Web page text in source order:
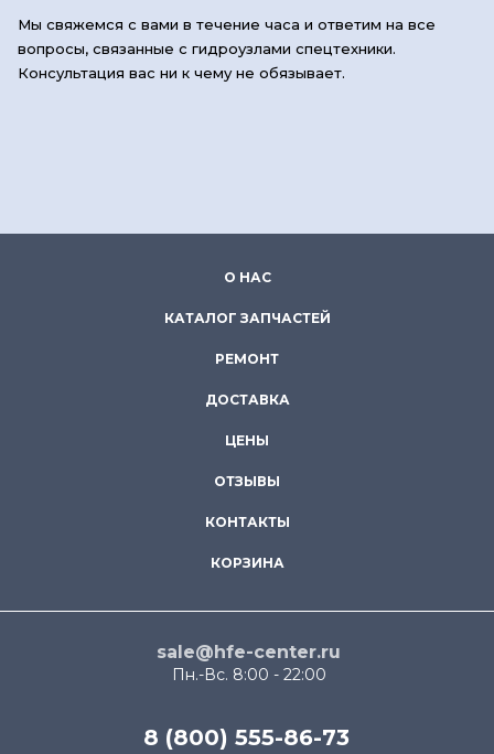
Мы свяжемся с вами в течение часа и ответим на все
вопросы, связанные с гидроузлами спецтехники.
Консультация вас ни к чему не обязывает.
О НАС
КАТАЛОГ ЗАПЧАСТЕЙ
РЕМОНТ
ДОСТАВКА
ЦЕНЫ
ОТЗЫВЫ
КОНТАКТЫ
КОРЗИНА
sale@hfe-center.ru
Пн.-Вс. 8:00 - 22:00
8 (800) 555-86-73